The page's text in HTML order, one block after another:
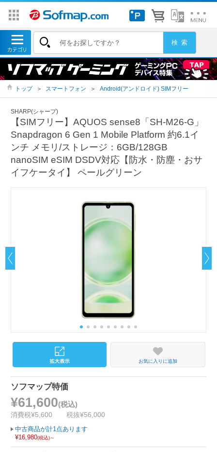
トップ ＞ スマートフォン ＞ Android(アンドロイド) SIMフリー
SHARP(シャープ)
【SIMフリー】AQUOS sense8「SH-M26-G」
Snapdragon 6 Gen 1 Mobile Platform 約6.1イ
ンチ メモリ/ストレージ：6GB/128GB
nanoSIM eSIM DSDV対応【防水・防塵・おサ
イフケータイ】 ペールグリーン
お気に入りに追加
ソフマップ特価
¥61,600(税込)
消費税¥5,600 税抜¥56,000
中古商品が計1点あります
¥16,980(税込)～